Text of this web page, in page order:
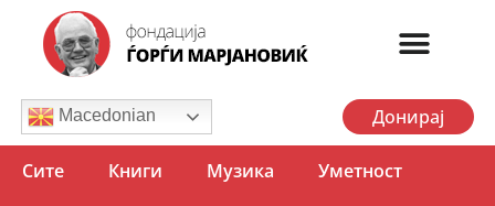
Macedonian Донирај
Сите Книги Музика Уметност